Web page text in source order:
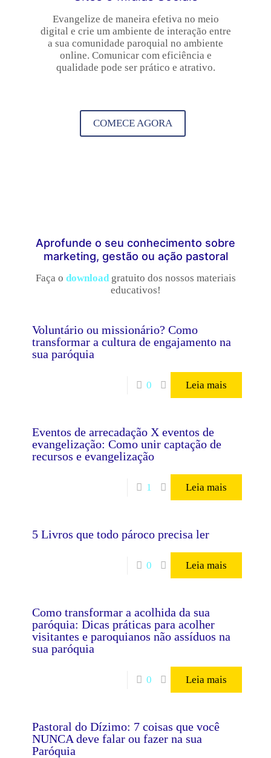
Evangelize de maneira efetiva no meio
digital e crie um ambiente de interação entre
a sua comunidade paroquial no ambiente
online. Comunicar com eficiência e
qualidade pode ser prático e atrativo.
COMECE AGORA
Aprofunde o seu conhecimento sobre
marketing, gestão ou ação pastoral
Faça o download gratuito dos nossos materiais
educativos!
Voluntário ou missionário? Como
transformar a cultura de engajamento na
sua paróquia
0 Leia mais
Eventos de arrecadação X eventos de
evangelização: Como unir captação de
recursos e evangelização
1 Leia mais
5 Livros que todo pároco precisa ler
0 Leia mais
Como transformar a acolhida da sua
paróquia: Dicas práticas para acolher
visitantes e paroquianos não assíduos na
sua paróquia
0 Leia mais
Pastoral do Dízimo: 7 coisas que você
NUNCA deve falar ou fazer na sua
Paróquia